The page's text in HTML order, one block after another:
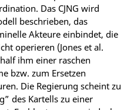
Das CJNG wird
beschrieben, das
Akteure einbindet, die
operieren (Jones et al.
ihm einer raschen
bzw. zum Ersetzen
Die Regierung scheint zu
des Kartells zu einer